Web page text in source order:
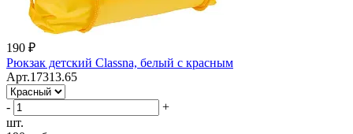
190 ₽
Рюкзак детский Classna, белый с красным
Арт.17313.65
-
+
шт.